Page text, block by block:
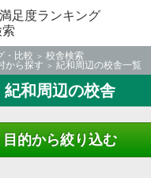
足度ランキング
・比較
校舎検索
から探す
紀和周辺の校舎一覧
紀和周辺の校舎
目的から絞り込む